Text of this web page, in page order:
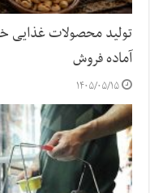
تولید محصولات غذایی
آماده فروش
۱۴۰۵/۰۵/۱۵